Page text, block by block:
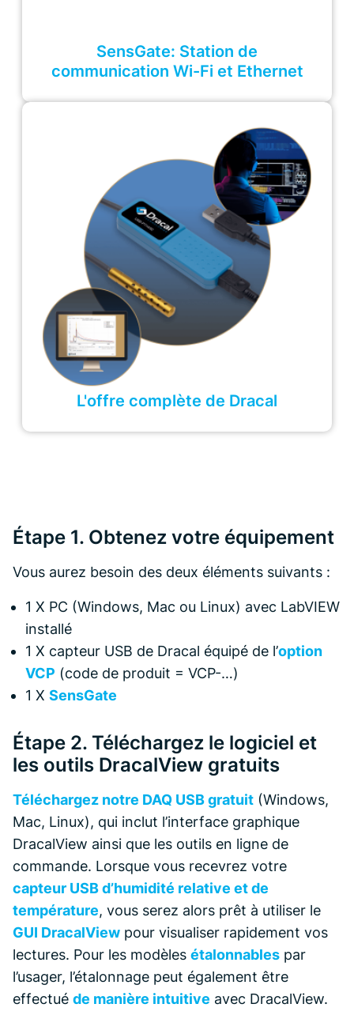
SensGate: Station de
communication Wi-Fi et Ethernet
L'offre complète de Dracal
Étape 1. Obtenez votre équipement
Vous aurez besoin des deux éléments suivants :
1 X PC (Windows, Mac ou Linux) avec LabVIEW
installé
1 X capteur USB de Dracal équipé de l’option
VCP (code de produit = VCP-…)
1 X SensGate
Étape 2. Téléchargez le logiciel et
les outils DracalView gratuits
Téléchargez notre DAQ USB gratuit (Windows,
Mac, Linux), qui inclut l’interface graphique
DracalView ainsi que les outils en ligne de
commande. Lorsque vous recevrez votre
capteur USB d’humidité relative et de
température, vous serez alors prêt à utiliser le
GUI DracalView pour visualiser rapidement vos
lectures. Pour les modèles étalonnables par
l’usager, l’étalonnage peut également être
effectué de manière intuitive avec DracalView.